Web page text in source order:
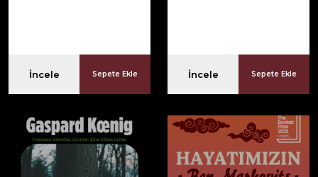
İncele Sepete Ekle İncele Sepete Ekle